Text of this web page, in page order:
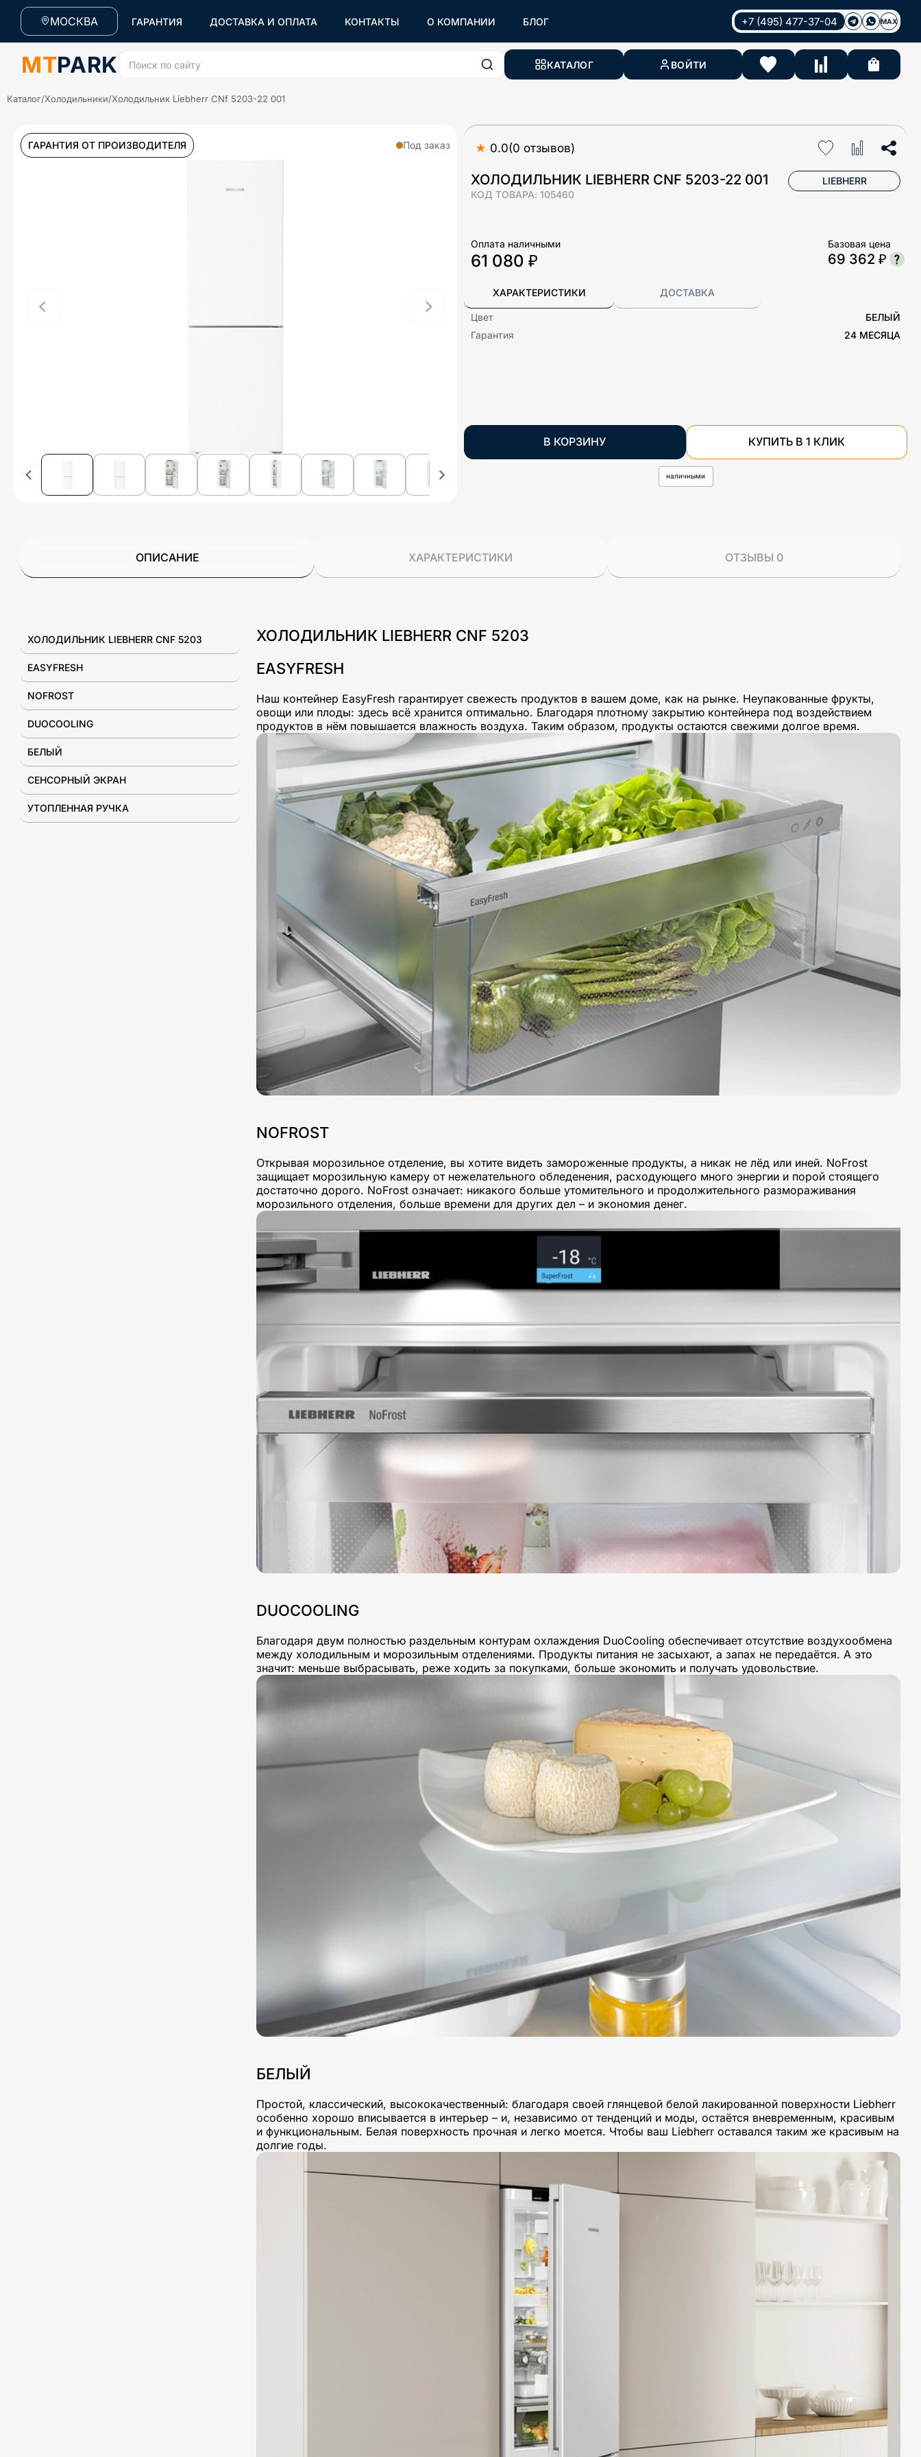
МОСКВА ГАРАНТИЯ ДОСТАВКА И ОПЛАТА КОНТАКТЫ О КОМПАНИИ БЛОГ +7 (495) 477-37-04 MAX
MTPARK Поиск по сайту КАТАЛОГ ВОЙТИ
Каталог/Холодильники/Холодильник Liebherr CNf 5203-22 001
★ 0.0(0 отзывов)
ХОЛОДИЛЬНИК LIEBHERR CNF 5203-22 001
КОД ТОВАРА: 105460
LIEBHERR
ГАРАНТИЯ ОТ ПРОИЗВОДИТЕЛЯ Под заказ
Оплата наличными
61 080 ₽
Базовая цена
69 362 ₽
ХАРАКТЕРИСТИКИ ДОСТАВКА
Цвет
БЕЛЫЙ
Гарантия
24 МЕСЯЦА
В КОРЗИНУ КУПИТЬ В 1 КЛИК
наличными
ОПИСАНИЕ ХАРАКТЕРИСТИКИ ОТЗЫВЫ 0
ХОЛОДИЛЬНИК LIEBHERR CNF 5203
EASYFRESH
NOFROST
DUOCOOLING
БЕЛЫЙ
СЕНСОРНЫЙ ЭКРАН
УТОПЛЕННАЯ РУЧКА
ХОЛОДИЛЬНИК LIEBHERR CNF 5203
EASYFRESH
Наш контейнер EasyFresh гарантирует свежесть продуктов в вашем доме, как на рынке. Неупакованные фрукты,
овощи или плоды: здесь всё хранится оптимально. Благодаря плотному закрытию контейнера под воздействием
продуктов в нём повышается влажность воздуха. Таким образом, продукты остаются свежими долгое время.
NOFROST
Открывая морозильное отделение, вы хотите видеть замороженные продукты, а никак не лёд или иней. NoFrost
защищает морозильную камеру от нежелательного обледенения, расходующего много энергии и порой стоящего
достаточно дорого. NoFrost означает: никакого больше утомительного и продолжительного размораживания
морозильного отделения, больше времени для других дел – и экономия денег.
DUOCOOLING
Благодаря двум полностью раздельным контурам охлаждения DuoCooling обеспечивает отсутствие воздухообмена
между холодильным и морозильным отделениями. Продукты питания не засыхают, а запах не передаётся. А это
значит: меньше выбрасывать, реже ходить за покупками, больше экономить и получать удовольствие.
БЕЛЫЙ
Простой, классический, высококачественный: благодаря своей глянцевой белой лакированной поверхности Liebherr
особенно хорошо вписывается в интерьер – и, независимо от тенденций и моды, остаётся вневременным, красивым
и функциональным. Белая поверхность прочная и легко моется. Чтобы ваш Liebherr оставался таким же красивым на
долгие годы.